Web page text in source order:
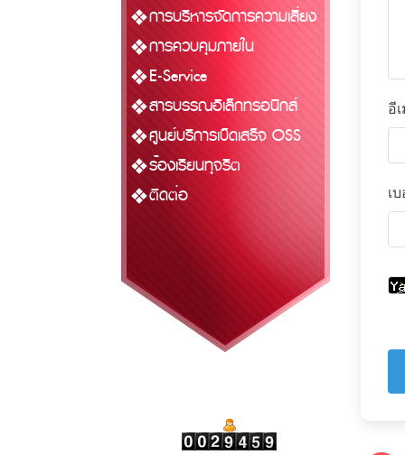
การบริหารจัดการความเสี่ยง
การควบคุมภายใน
E-Service
สารบรรณอิเล็กทรอนิกส์
ศูนย์บริการเบ็ดเสร็จ OSS
ร้องเรียนทุจริต
ติดต่อ
อี
เ